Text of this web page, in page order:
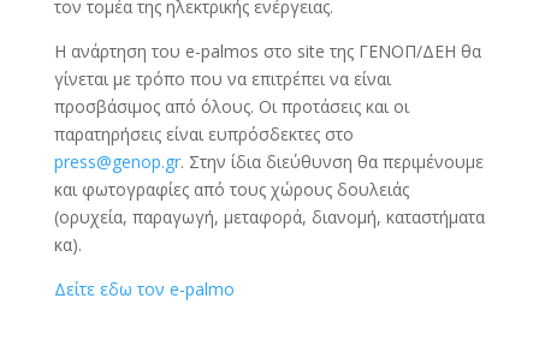
τον τομέα της ηλεκτρικής ενέργειας.
Η ανάρτηση του e-palmos στο site της ΓΕΝΟΠ/ΔΕΗ θα
γίνεται με τρόπο που να επιτρέπει να είναι
προσβάσιμος από όλους. Οι προτάσεις και οι
παρατηρήσεις είναι ευπρόσδεκτες στο
press@genop.gr. Στην ίδια διεύθυνση θα περιμένουμε
και φωτογραφίες από τους χώρους δουλειάς
(ορυχεία, παραγωγή, μεταφορά, διανομή, καταστήματα
κα).
Δείτε εδω τον e-palmo